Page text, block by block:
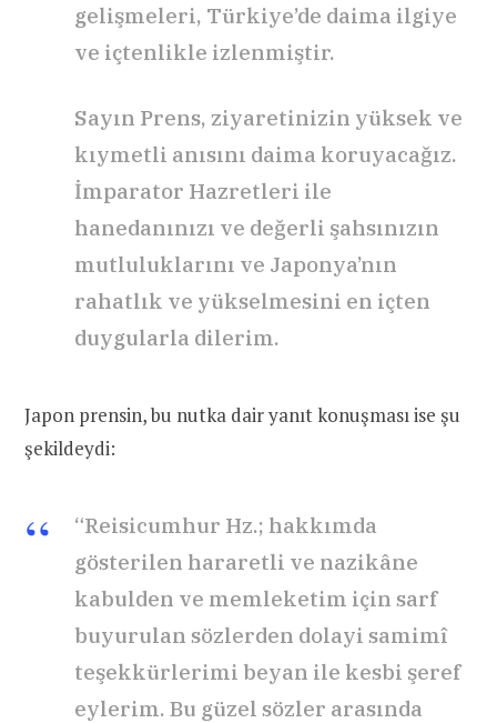
gelişmeleri, Türkiye’de daima ilgiye
ve içtenlikle izlenmiştir.
Sayın Prens, ziyaretinizin yüksek ve
kıymetli anısını daima koruyacağız.
İmparator Hazretleri ile
hanedanınızı ve değerli şahsınızın
mutluluklarını ve Japonya’nın
rahatlık ve yükselmesini en içten
duygularla dilerim.
Japon prensin, bu nutka dair yanıt konuşması ise şu
şekildeydi:
“Reisicumhur Hz.; hakkımda
gösterilen hararetli ve nazikâne
kabulden ve memleketim için sarf
buyurulan sözlerden dolayi samimî
teşekkürlerimi beyan ile kesbi şeref
eylerim. Bu güzel sözler arasında